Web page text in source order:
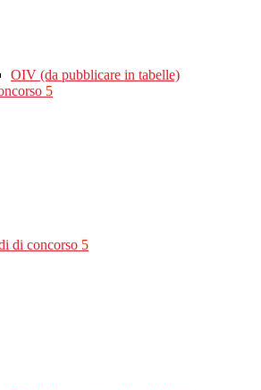
OIV (da pubblicare in tabelle)
5
di concorso 5